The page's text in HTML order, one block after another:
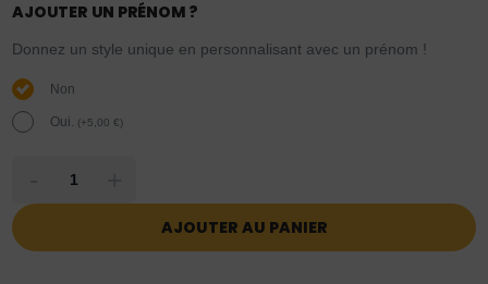
AJOUTER UN PRÉNOM ?
Donnez un style unique en personnalisant avec un prénom !
Non
Oui. (+5,00€)
AJOUTER AU PANIER